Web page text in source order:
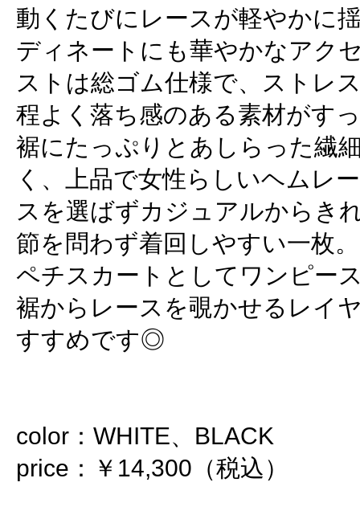
動くたびにレースが軽やかに
ディネートにも華やかなアク
ストは総ゴム仕様で、ストレ
程よく落ち感のある素材がす
裾にたっぷりとあしらった繊
く、上品で女性らしいヘムレ
スを選ばずカジュアルからき
節を問わず着回しやすい一枚。
ペチスカートとしてワンピー
裾からレースを覗かせるレイ
すすめです◎
color：WHITE、BLACK
price：￥14,300（税込）